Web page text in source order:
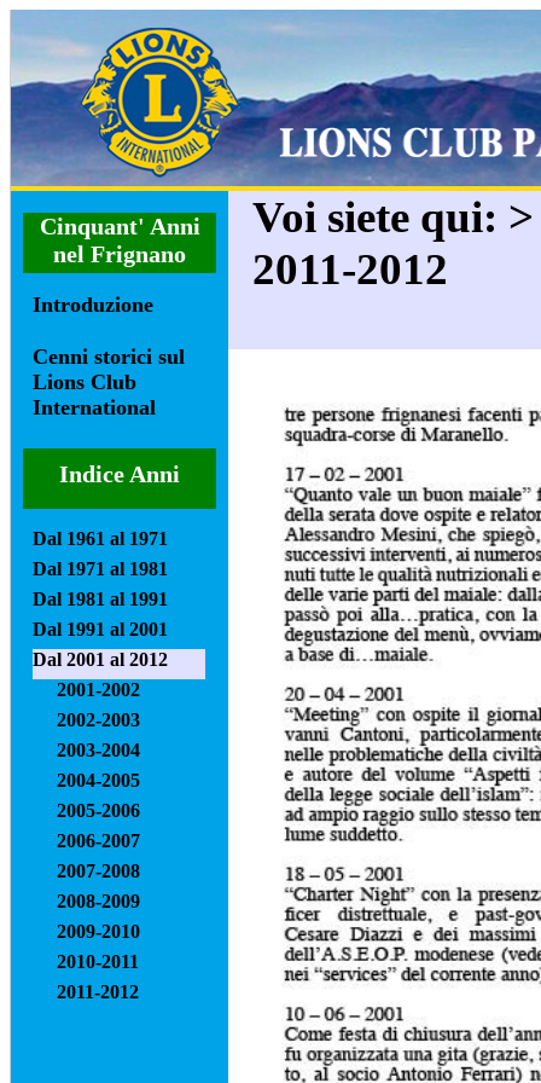
Cinquant' Anni
nel Frignano
Introduzione
Cenni storici sul
Lions Club
International
Indice Anni
Dal 1961 al 1971
Dal 1971 al 1981
Dal 1981 al 1991
Dal 1991 al 2001
Dal 2001 al 2012
2001-2002
2002-2003
2003-2004
2004-2005
2005-2006
2006-2007
2007-2008
2008-2009
2009-2010
2010-2011
2011-2012
Voi siete qui:
2011-2012